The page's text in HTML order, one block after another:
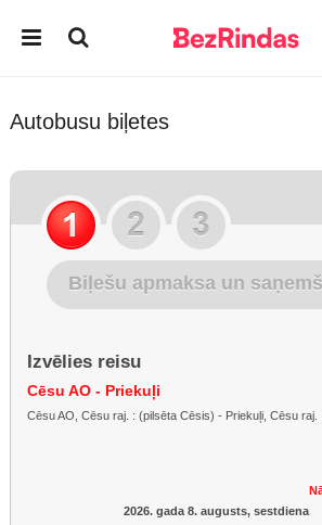
Autobusu biļetes
Biļešu apmaksa un
Izvēlies reisu
Cēsu AO - Priekuļi
Cēsu AO, Cēsu raj. : (pilsēta Cēsis) - Priekuļi, Cēsu raj.
2026. gada 8. augusts, sestdiena